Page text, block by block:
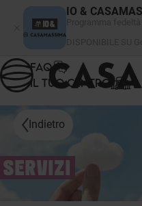
IO &
FAQ
IL TUO CENTRO
Indietro
SERVIZI
Pannello di gestione dei